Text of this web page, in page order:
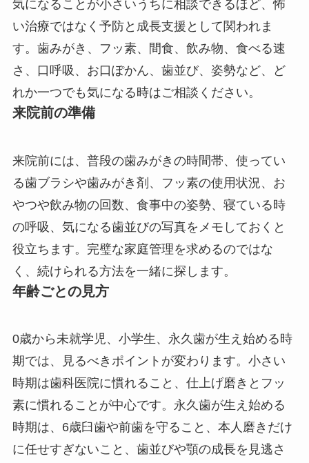
気になることが小さいうちに相談できるほど、怖
い治療ではなく予防と成長支援として関われま
す。歯みがき、フッ素、間食、飲み物、食べる速
さ、口呼吸、お口ぽかん、歯並び、姿勢など、ど
れか一つでも気になる時はご相談ください。
来院前の準備
来院前には、普段の歯みがきの時間帯、使ってい
る歯ブラシや歯みがき剤、フッ素の使用状況、お
やつや飲み物の回数、食事中の姿勢、寝ている時
の呼吸、気になる歯並びの写真をメモしておくと
役立ちます。完璧な家庭管理を求めるのではな
く、続けられる方法を一緒に探します。
年齢ごとの見方
0歳から未就学児、小学生、永久歯が生え始める時
期では、見るべきポイントが変わります。小さい
時期は歯科医院に慣れること、仕上げ磨きとフッ
素に慣れることが中心です。永久歯が生え始める
時期は、6歳臼歯や前歯を守ること、本人磨きだけ
に任せすぎないこと、歯並びや顎の成長を見逃さ